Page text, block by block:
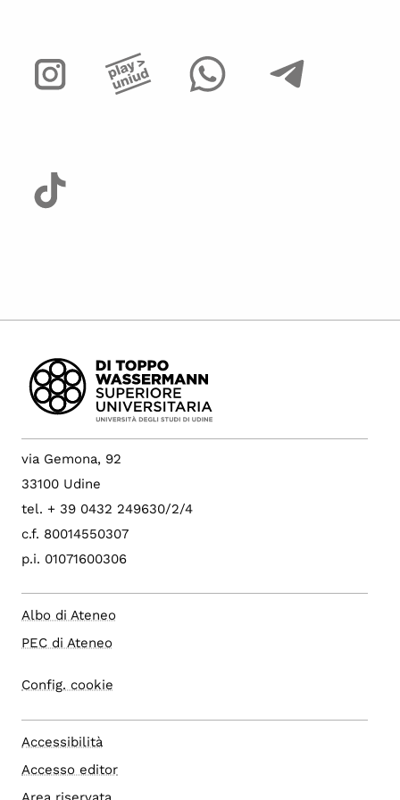
Accessibilità
via Gemona, 92
33100 Udine
tel. + 39 0432 249630/2/4
c.f. 80014550307
p.i. 01071600306
Albo di Ateneo
PEC di Ateneo
Config. cookie
Accessibilità
Accesso editor